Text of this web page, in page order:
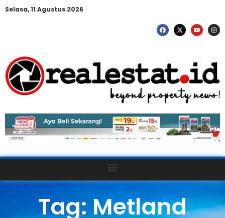
Selasa, 11 Agustus 2026
Tag: Metland